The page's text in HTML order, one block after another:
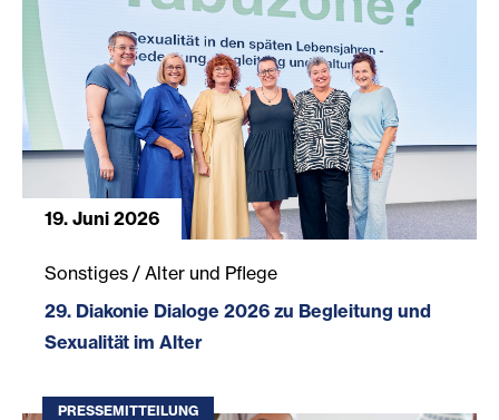
19. Juni 2026
Sonstiges / Alter und Pflege
29. Diakonie Dialoge 2026 zu Begleitung und
Sexualität im Alter
PRESSEMITTEILUNG